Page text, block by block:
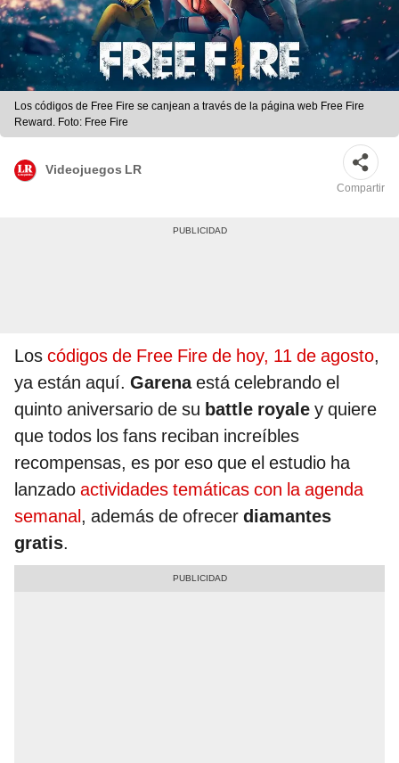
Los códigos de Free Fire se canjean a través de la página web Free Fire
Reward. Foto: Free Fire
Videojuegos LR
Compartir
Los códigos de Free Fire de hoy, 11 de agosto,
ya están aquí. Garenaestá celebrando el
quinto aniversario de su battle royale y quiere
que todos los fans reciban increíbles
recompensas, es por eso que el estudio ha
lanzado actividades temáticas con la agenda
semanal, además de ofrecer diamantes
gratis.